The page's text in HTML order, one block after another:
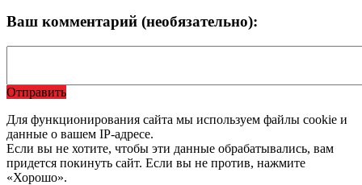
Ваш комментарий (необязательно):
Отправить
Для функционирования сайта мы используем файлы cookie и
данные о вашем IP-адресе.
Если вы не хотите, чтобы эти данные обрабатывались, вам
придется покинуть сайт. Если вы не против, нажмите
«Хорошо».